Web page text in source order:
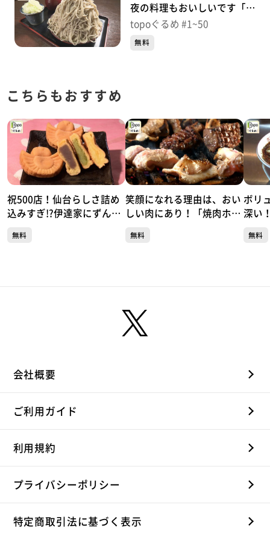
夜の料理もおいしいです「そ
ば処やぶ金」（青葉区本町）
topoぐるめ #1~50
無料
こちらもおすすめ
祝500店！仙台らしさ詰め
込みすぎ!?伊達家にずんだ
区川内）#500【topoぐる
無料
笑顔になれる理由は、おい
しい肉にあり！「焼肉ホル
分町）#499【topoぐる
無料
ボリ
深い
葉区
無料
会社概要
ご利用ガイド
利用規約
プライバシーポリシー
特定商取引法に基づく表示